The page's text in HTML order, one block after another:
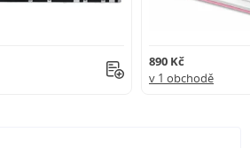
890 Kč
v 1 obchodě